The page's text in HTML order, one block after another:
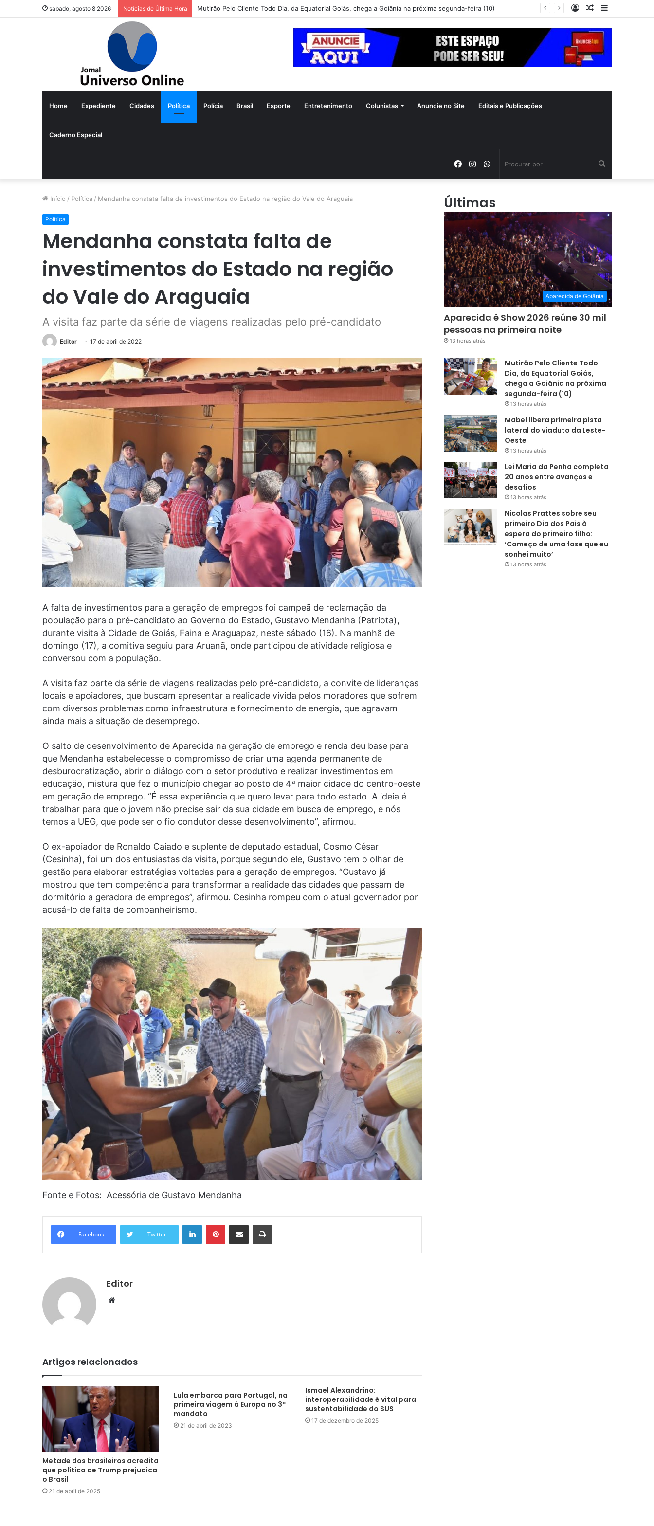
sábado, agosto 8 2026 Notícias de Última Hora Mutirão Pelo Cliente Todo Dia, da Equatorial Goiás, chega a Goiânia na próxima segunda-feira (10)
Barra
Artigo
Entrar
Home Expediente Cidades Política Polícia Brasil Esporte Entretenimento Colunistas Anuncie no Site Editais e Publicações
Caderno Especial
WhatsApp
Instagram
Facebook
Início / Política / Mendanha constata falta de investimentos do Estado na região do Vale do Araguaia
Política
Mendanha constata falta de
investimentos do Estado na região
do Vale do Araguaia
A visita faz parte da série de viagens realizadas pelo pré-candidato
Editor 17 de abril de 2022
A falta de investimentos para a geração de empregos foi campeã de reclamação da
população para o pré-candidato ao Governo do Estado, Gustavo Mendanha (Patriota),
durante visita à Cidade de Goiás, Faina e Araguapaz, neste sábado (16). Na manhã de
domingo (17), a comitiva seguiu para Aruanã, onde participou de atividade religiosa e
conversou com a população.
A visita faz parte da série de viagens realizadas pelo pré-candidato, a convite de lideranças
locais e apoiadores, que buscam apresentar a realidade vivida pelos moradores que sofrem
com diversos problemas como infraestrutura e fornecimento de energia, que agravam
ainda mais a situação de desemprego.
O salto de desenvolvimento de Aparecida na geração de emprego e renda deu base para
que Mendanha estabelecesse o compromisso de criar uma agenda permanente de
desburocratização, abrir o diálogo com o setor produtivo e realizar investimentos em
educação, mistura que fez o município chegar ao posto de 4ª maior cidade do centro-oeste
em geração de emprego. “É essa experiência que quero levar para todo estado. A ideia é
trabalhar para que o jovem não precise sair da sua cidade em busca de emprego, e nós
temos a UEG, que pode ser o fio condutor desse desenvolvimento”, afirmou.
O ex-apoiador de Ronaldo Caiado e suplente de deputado estadual, Cosmo César
(Cesinha), foi um dos entusiastas da visita, porque segundo ele, Gustavo tem o olhar de
gestão para elaborar estratégias voltadas para a geração de empregos. “Gustavo já
mostrou que tem competência para transformar a realidade das cidades que passam de
dormitório a geradora de empregos”, afirmou. Cesinha rompeu com o atual governador por
acusá-lo de falta de companheirismo.
Fonte e Fotos: Acessória de Gustavo Mendanha
Facebook Twitter
LinkedinPinterestCompartilhar via e-mail Imprimir
Editor
Website
Artigos relacionados
Metade dos brasileiros acredita
que política de Trump prejudica
o Brasil
21 de abril de 2025
Lula embarca para Portugal, na
primeira viagem à Europa no 3º
mandato
21 de abril de 2023
Ismael Alexandrino:
interoperabilidade é vital para
sustentabilidade do SUS
17 de dezembro de 2025
Últimas
Aparecida de Goiânia
Aparecida é Show 2026 reúne 30 mil
pessoas na primeira noite
13 horas atrás
Mutirão Pelo Cliente Todo
Dia, da Equatorial Goiás,
chega a Goiânia na próxima
segunda-feira (10)
13 horas atrás
Mabel libera primeira pista
lateral do viaduto da Leste-
Oeste
13 horas atrás
Lei Maria da Penha completa
20 anos entre avanços e
desafios
13 horas atrás
Nicolas Prattes sobre seu
primeiro Dia dos Pais à
espera do primeiro filho:
‘Começo de uma fase que eu
sonhei muito’
13 horas atrás